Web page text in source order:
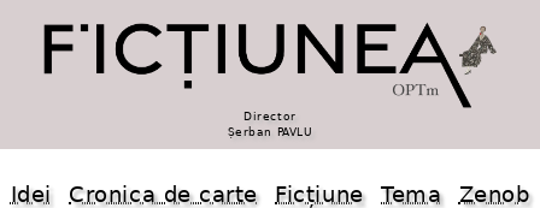
Director
Șerban PAVLU
Idei Cronica de carte Ficțiune Tema
Zenob